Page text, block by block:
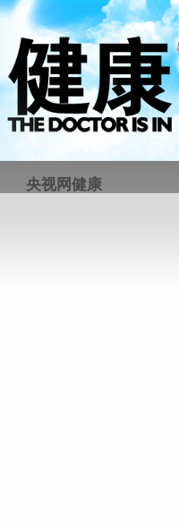
央视网健康